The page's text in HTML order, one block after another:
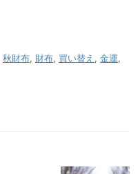
秋財布, 財布, 買い替え , 金運,